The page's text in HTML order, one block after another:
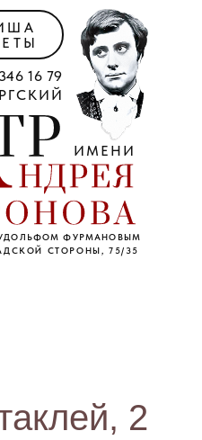
ИМЕНИ
ФУРМАНОВЫМ
16 79
СТОРОНЫ, 75/35
2